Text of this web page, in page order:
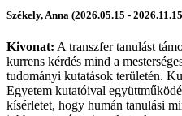
Székely, Anna (2026.05.15 -
Kivonat: A transzfer tanulást
kurrens kérdés mind a
tudományi kutatások területén.
Egyetem kutatóival
kísérletet, hogy humán tanulási